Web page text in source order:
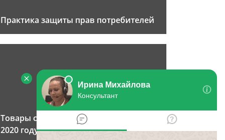
Практика защиты прав потребителей
Товары с браком: правила возврата в
2020 году